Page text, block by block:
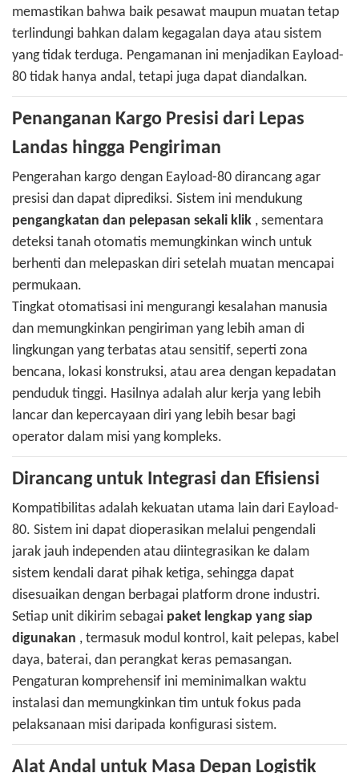
memastikan bahwa baik pesawat maupun muatan tetap
terlindungi bahkan dalam kegagalan daya atau sistem
yang tidak terduga. Pengamanan ini menjadikan Eayload-
80 tidak hanya andal, tetapi juga dapat diandalkan.
Penanganan Kargo Presisi dari Lepas
Landas hingga Pengiriman
Pengerahan kargo dengan Eayload-80 dirancang agar
presisi dan dapat diprediksi. Sistem ini mendukung
pengangkatan dan pelepasan sekali klik , sementara
deteksi tanah otomatis memungkinkan winch untuk
berhenti dan melepaskan diri setelah muatan mencapai
permukaan.
Tingkat otomatisasi ini mengurangi kesalahan manusia
dan memungkinkan pengiriman yang lebih aman di
lingkungan yang terbatas atau sensitif, seperti zona
bencana, lokasi konstruksi, atau area dengan kepadatan
penduduk tinggi. Hasilnya adalah alur kerja yang lebih
lancar dan kepercayaan diri yang lebih besar bagi
operator dalam misi yang kompleks.
Dirancang untuk Integrasi dan Efisiensi
Kompatibilitas adalah kekuatan utama lain dari Eayload-
80. Sistem ini dapat dioperasikan melalui pengendali
jarak jauh independen atau diintegrasikan ke dalam
sistem kendali darat pihak ketiga, sehingga dapat
disesuaikan dengan berbagai platform drone industri.
Setiap unit dikirim sebagai paket lengkap yang siap
digunakan , termasuk modul kontrol, kait pelepas, kabel
daya, baterai, dan perangkat keras pemasangan.
Pengaturan komprehensif ini meminimalkan waktu
instalasi dan memungkinkan tim untuk fokus pada
pelaksanaan misi daripada konfigurasi sistem.
Alat Andal untuk Masa Depan Logistik